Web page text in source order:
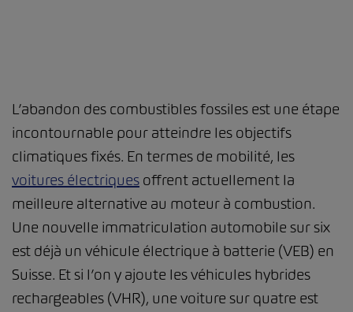
L’abandon des combustibles fossiles est une étape
incontournable pour atteindre les objectifs
climatiques fixés. En termes de mobilité, les
voitures électriques offrent actuellement la
meilleure alternative au moteur à combustion.
Une nouvelle immatriculation automobile sur six
est déjà un véhicule électrique à batterie (VEB) en
Suisse. Et si l’on y ajoute les véhicules hybrides
rechargeables (VHR), une voiture sur quatre est